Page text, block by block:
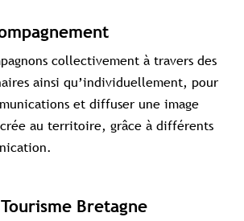
collectivement à travers des
ainsi qu’individuellement, pour
et diffuser une image
au territoire, grâce à différents
Bretagne